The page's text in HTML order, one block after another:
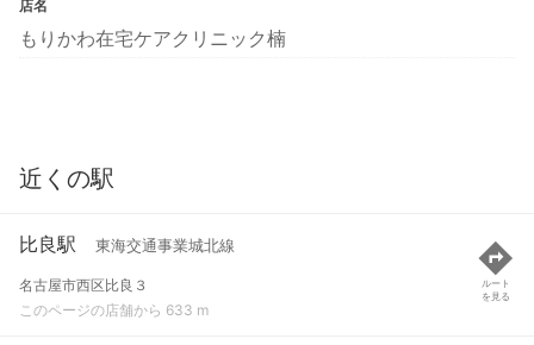
店名
もりかわ在宅ケアクリニック楠
近くの駅
比良駅 東海交通事業城北線
名古屋市西区比良３
このページの店舗から 633 m
ルート
を見る